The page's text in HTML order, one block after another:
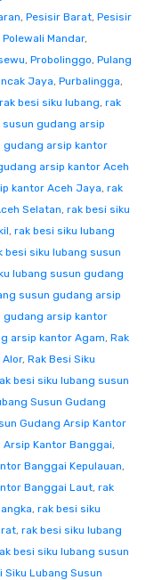
, Pesisir Barat, Pesisir
Polewali Mandar,
, Probolinggo, Pulang
Jaya, Purbalingga,
rak besi siku lubang, rak
gudang arsip
gudang arsip kantor
arsip kantor Aceh
kantor Aceh Jaya, rak
Selatan, rak besi siku
, rak besi siku lubang
besi siku lubang susun
lubang susun gudang
susun gudang arsip
gudang arsip kantor
arsip kantor Agam, Rak
Alor, Rak Besi Siku
besi siku lubang susun
Susun Gudang
Gudang Arsip Kantor
Arsip Kantor Banggai,
Banggai Kepulauan,
Banggai Laut, rak
, rak besi siku
, rak besi siku lubang
besi siku lubang susun
Siku Lubang Susun